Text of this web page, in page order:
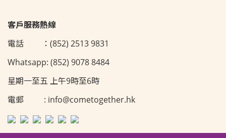
客戶服務熱線
電話 ：(852) 2513 9831
Whatsapp: (852) 9078 8484
星期一至五 上午9時至6時
電郵 : info@cometogether.hk